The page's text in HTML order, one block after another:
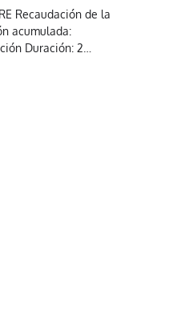
Recaudación de la
acumulada:
Duración: 2…